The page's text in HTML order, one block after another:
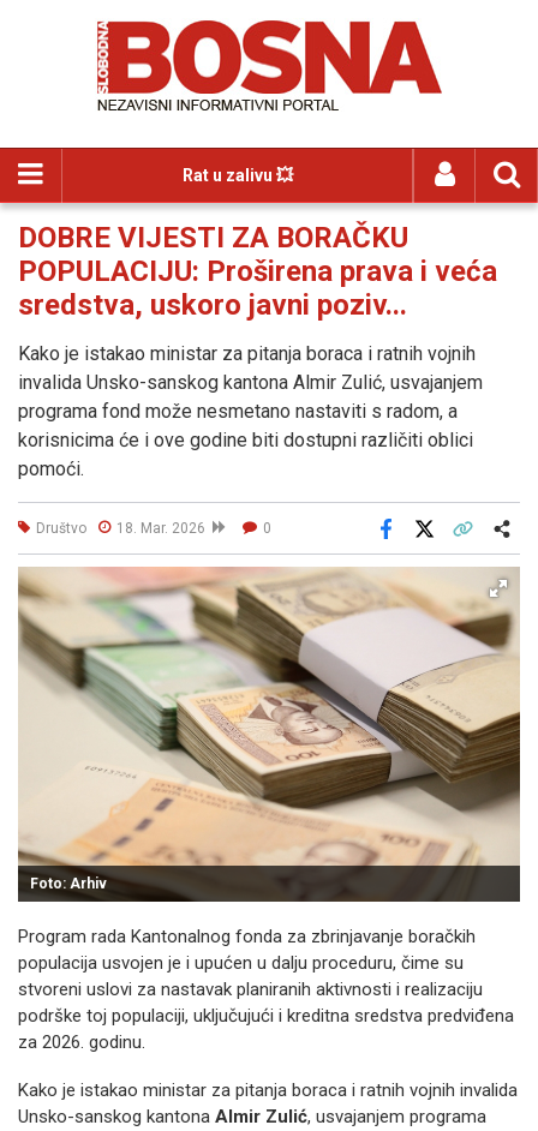
Rat u zalivu 💥
DOBRE VIJESTI ZA BORAČKU
POPULACIJU: Proširena prava i veća
sredstva, uskoro javni poziv...
Kako je istakao ministar za pitanja boraca i ratnih vojnih
invalida Unsko-sanskog kantona Almir Zulić, usvajanjem
programa fond može nesmetano nastaviti s radom, a
korisnicima će i ove godine biti dostupni različiti oblici
pomoći.
Društvo 18. Mar. 2026 0
Facebook
Foto: Arhiv
Program rada Kantonalnog fonda za zbrinjavanje boračkih
populacija usvojen je i upućen u dalju proceduru, čime su
stvoreni uslovi za nastavak planiranih aktivnosti i realizaciju
podrške toj populaciji, uključujući i kreditna sredstva predviđena
za 2026. godinu.
Kako je istakao ministar za pitanja boraca i ratnih vojnih invalida
Unsko-sanskog kantona Almir Zulić, usvajanjem programa